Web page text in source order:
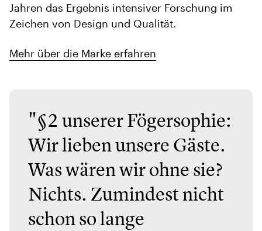
Jahren das Ergebnis intensiver Forschung im
Zeichen von Design und Qualität.
Mehr über die Marke erfahren
"§2 unserer Fögersophie:
Wir lieben unsere Gäste.
Was wären wir ohne sie?
Nichts. Zumindest nicht
schon so lange